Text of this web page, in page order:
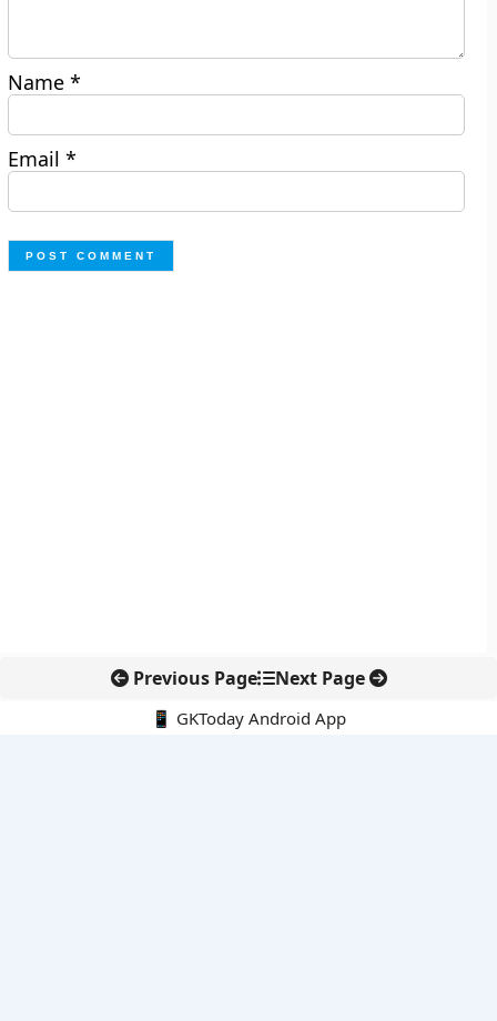
Name*
Email*
Previous Page Next Page
📱 GKToday Android App